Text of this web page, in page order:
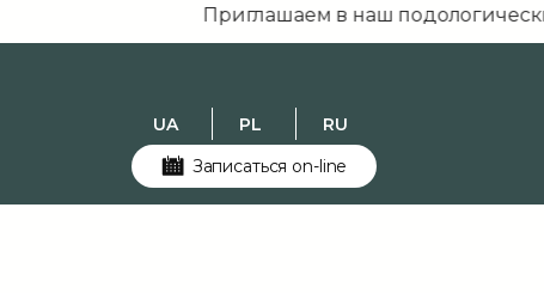
Приглашаем в наш
UA PL
RU
Записаться on-line